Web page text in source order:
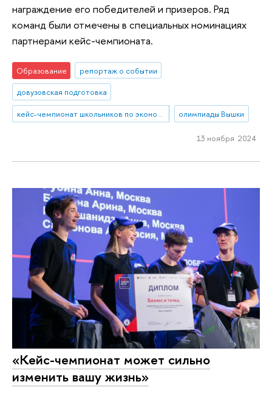
награждение его победителей и призеров. Ряд
команд были отмечены в специальных номинациях
партнерами кейс-чемпионата.
Образование
репортаж о событии
довузовская подготовка
кейс-чемпионат школьников по экономике и предпринимательству
олимпиады Вышки
13 ноября 2024
«Кейс-чемпионат может сильно
изменить вашу жизнь»